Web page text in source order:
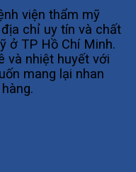
viện thẩm mỹ
chỉ uy tín và chất
ở TP Hồ Chí Minh.
và nhiệt huyết với
mang lại nhan